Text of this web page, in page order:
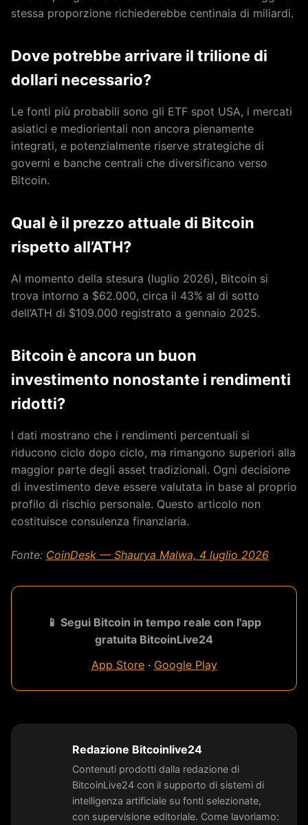
stessa proporzione richiederebbe centinaia di miliardi.
Dove potrebbe arrivare il trilione di
dollari necessario?
Le fonti più probabili sono gli ETF spot USA, i mercati
asiatici e mediorientali non ancora pienamente
integrati, e potenzialmente riserve strategiche di
governi e banche centrali che diversificano verso
Bitcoin.
Qual è il prezzo attuale di Bitcoin
rispetto all’ATH?
Al momento della stesura (luglio 2026), Bitcoin si
trova intorno a $62.000, circa il 43% al di sotto
dell’ATH di $109.000 registrato a gennaio 2025.
Bitcoin è ancora un buon
investimento nonostante i rendimenti
ridotti?
I dati mostrano che i rendimenti percentuali si
riducono ciclo dopo ciclo, ma rimangono superiori alla
maggior parte degli asset tradizionali. Ogni decisione
di investimento deve essere valutata in base al proprio
profilo di rischio personale. Questo articolo non
costituisce consulenza finanziaria.
Fonte: CoinDesk — Shaurya Malwa, 4 luglio 2026
📱 Segui Bitcoin in tempo reale con l'app
gratuita BitcoinLive24
App Store· Google Play
Redazione Bitcoinlive24
Contenuti prodotti dalla redazione di
BitcoinLive24 con il supporto di sistemi di
intelligenza artificiale su fonti selezionate,
con supervisione editoriale. Come lavoriamo: